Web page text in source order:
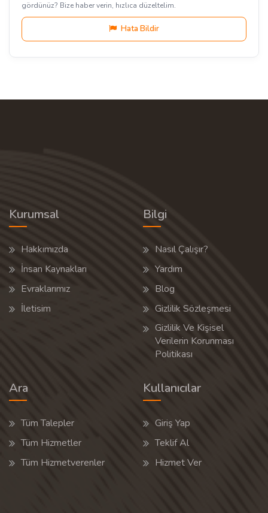
gördünüz? Bize haber verin, hızlıca düzeltelim.
Hata Bildir
Kurumsal
Hakkımızda
İnsan Kaynakları
Evraklarımız
İletisim
Bilgi
Nasıl Çalışır?
Yardım
Blog
Gizlilik Sözleşmesi
Gizlilik Ve Kişisel
Verilerin Korunması
Politikası
Ara
Tüm Talepler
Tüm Hizmetler
Tüm Hizmetverenler
Kullanıcılar
Giriş Yap
Teklif Al
Hizmet Ver